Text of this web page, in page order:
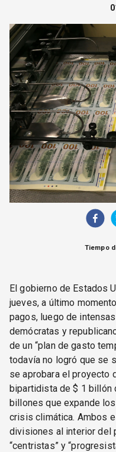
Tiempo
El gobierno de Estados
jueves, a último
pagos, luego de
demócratas y
de un “plan de gasto
todavía no logró que se
se aprobara el proyecto
bipartidista de $ 1 billón
billones que expande
crisis climática. Ambos
divisiones al interior del
“centristas” y